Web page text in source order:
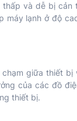
và dễ bị cản
máy lạnh ở độ
giữa thiết bị
của các đồ
thiết bị.